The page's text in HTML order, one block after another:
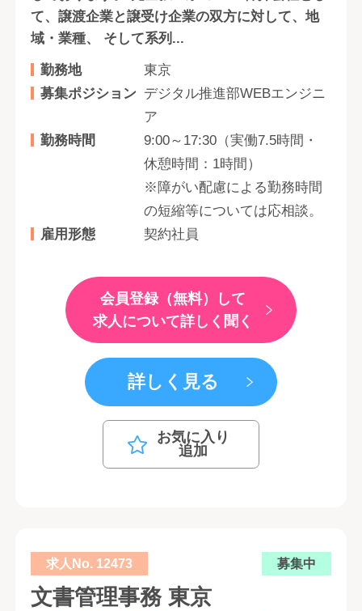
て、譲渡企業と譲受け企業の双方に対して、地
域・業種、 そして系列...
勤務地
東京
募集ポジション デジタル推進部WEBエンジニ
ア
勤務時間
9:00～17:30（実働7.5時間・
休憩時間：1時間）
※障がい配慮による勤務時間
の短縮等については応相談。
雇用形態
契約社員
会員登録（無料）して
求人について詳しく聞く
詳しく見る
お気に入り
追加
求人No. 12473 募集中
文書管理事務 東京